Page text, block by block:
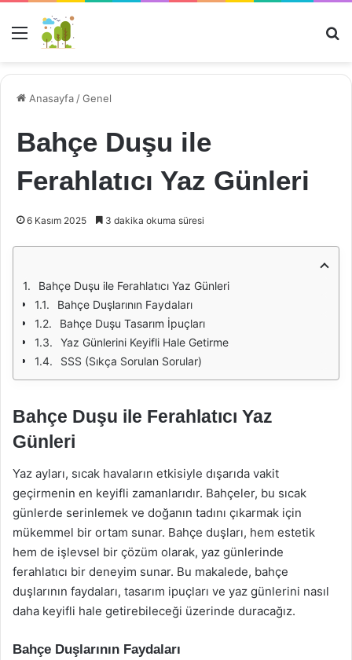
Menü
Anasayfa /Genel
Bahçe Duşu ile
Ferahlatıcı Yaz Günleri
6 Kasım 2025 3 dakika okuma süresi
Bahçe Duşu ile Ferahlatıcı Yaz Günleri
Bahçe Duşlarının Faydaları
Bahçe Duşu Tasarım İpuçları
Yaz Günlerini Keyifli Hale Getirme
SSS (Sıkça Sorulan Sorular)
Bahçe Duşu ile Ferahlatıcı Yaz
Günleri
Yaz ayları, sıcak havaların etkisiyle dışarıda vakit
geçirmenin en keyifli zamanlarıdır. Bahçeler, bu sıcak
günlerde serinlemek ve doğanın tadını çıkarmak için
mükemmel bir ortam sunar. Bahçe duşları, hem estetik
hem de işlevsel bir çözüm olarak, yaz günlerinde
ferahlatıcı bir deneyim sunar. Bu makalede, bahçe
duşlarının faydaları, tasarım ipuçları ve yaz günlerini nasıl
daha keyifli hale getirebileceği üzerinde duracağız.
Bahçe Duşlarının Faydaları